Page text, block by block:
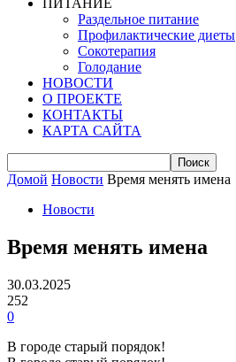
ПИТАНИЕ
Раздельное питание
Профилактические диеты
Сокотерапия
Голодание
НОВОСТИ
О ПРОЕКТЕ
КОНТАКТЫ
КАРТА САЙТА
Домой Новости Время менять имена
Новости
Время менять имена
30.03.2025
252
0
В городе старый порядок!